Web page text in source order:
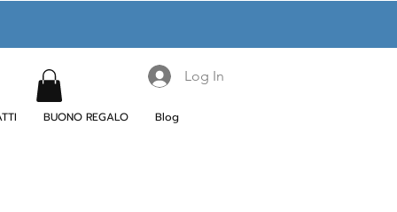
Log In
BUONO REGALO Blog